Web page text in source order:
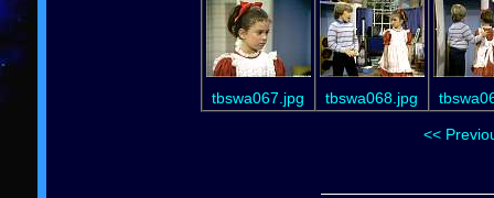
tbswa067.jpg tbswa068.jpg
<<